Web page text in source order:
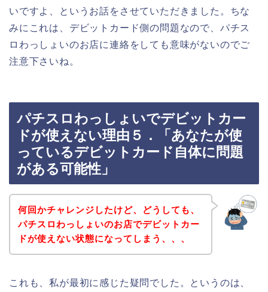
いですよ、というお話をさせていただきました。ちな
みにこれは、デビットカード側の問題なので、パチス
ロわっしょいのお店に連絡をしても意味がないのでご
注意下さいね。
パチスロわっしょいでデビットカー
ドが使えない理由５．「あなたが使
っているデビットカード自体に問題
がある可能性」
何回かチャレンジしたけど、どうしても、
パチスロわっしょいのお店でデビットカー
ドが使えない状態になってしまう、、、
これも、私が最初に感じた疑問でした。というのは、